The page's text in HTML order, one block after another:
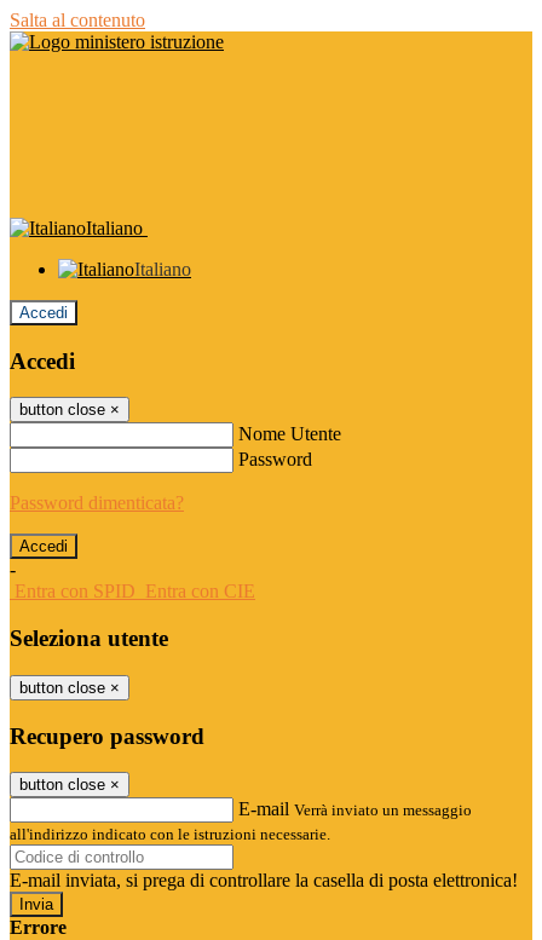
Salta al contenuto
Italiano
Italiano
Accedi
Accedi
button close ×
Nome Utente
Password
Password dimenticata?
-
Entra con SPID Entra con CIE
Seleziona utente
button close ×
Recupero password
button close ×
E-mail Verrà inviato un messaggio
all'indirizzo indicato con le istruzioni necessarie.
E-mail inviata, si prega di controllare la casella di posta elettronica!
Errore